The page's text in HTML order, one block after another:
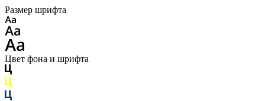
Размер шрифта
Цвет фона и шрифта